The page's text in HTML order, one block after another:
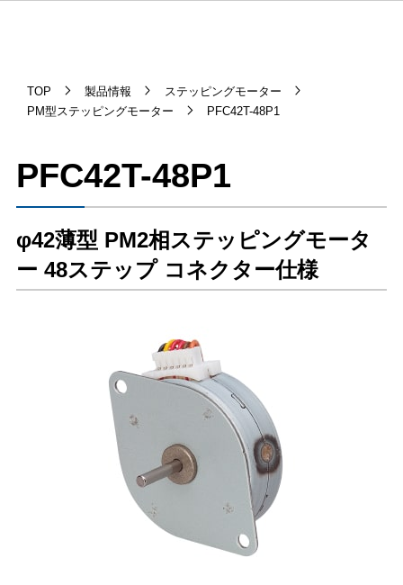
TOP 製品情報
ステッピングモーター
PM型ステッピングモーター
PFC42T-48P1
PFC42T-48P1
φ42薄型 PM2相ステッピングモータ
ー 48ステップ コネクター仕様